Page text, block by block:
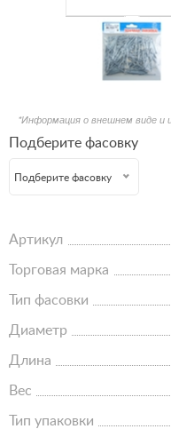
*Информация о внешнем виде и
Подберите фасовку
Подберите фасовку
Артикул
Торговая марка
Тип фасовки
Диаметр
Длина
Вес
Тип упаковки